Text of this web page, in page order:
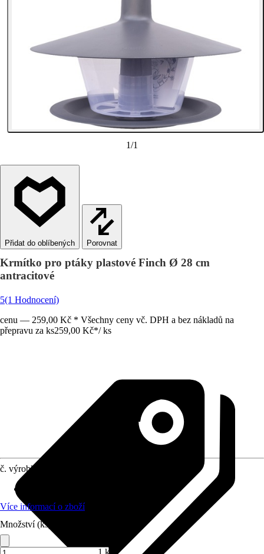
1/1
Porovnat
Krmítko pro ptáky plastové Finch Ø 28 cm
antracitové
5(1 Hodnocení)
cenu — 259,00 Kč * Všechny ceny vč. DPH a bez nákladů na
přepravu za ks259,00 Kč*/ ks
č. výrobku
Více informací o zboží
Množství (ks)
1 ks